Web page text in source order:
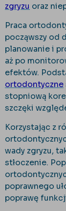
zgryzu oraz
Praca
począwszy od
planowanie i
aż po
efektów.
ortodontyczne
stopniową
szczęki
Korzystając z
wady zgryzu,
stłoczenie.
poprawnego
poprawę